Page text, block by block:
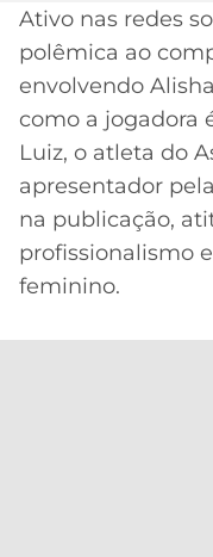
BETBOOM
CÓDIGO
DE
BET365
CÓDIGO
BETANO
APPS
SÃO
PAULO
SANTOS
SÉRIE
A
COPA
DO
BRASIL
PREMIER
ESPORTIVA
MERCADO
BOLA
PALPITES
Ativo nas redes
polêmica ao
envolvendo
como a jogadora
Luiz, o atleta do
apresentador
na publicação,
profissionalismo
feminino.